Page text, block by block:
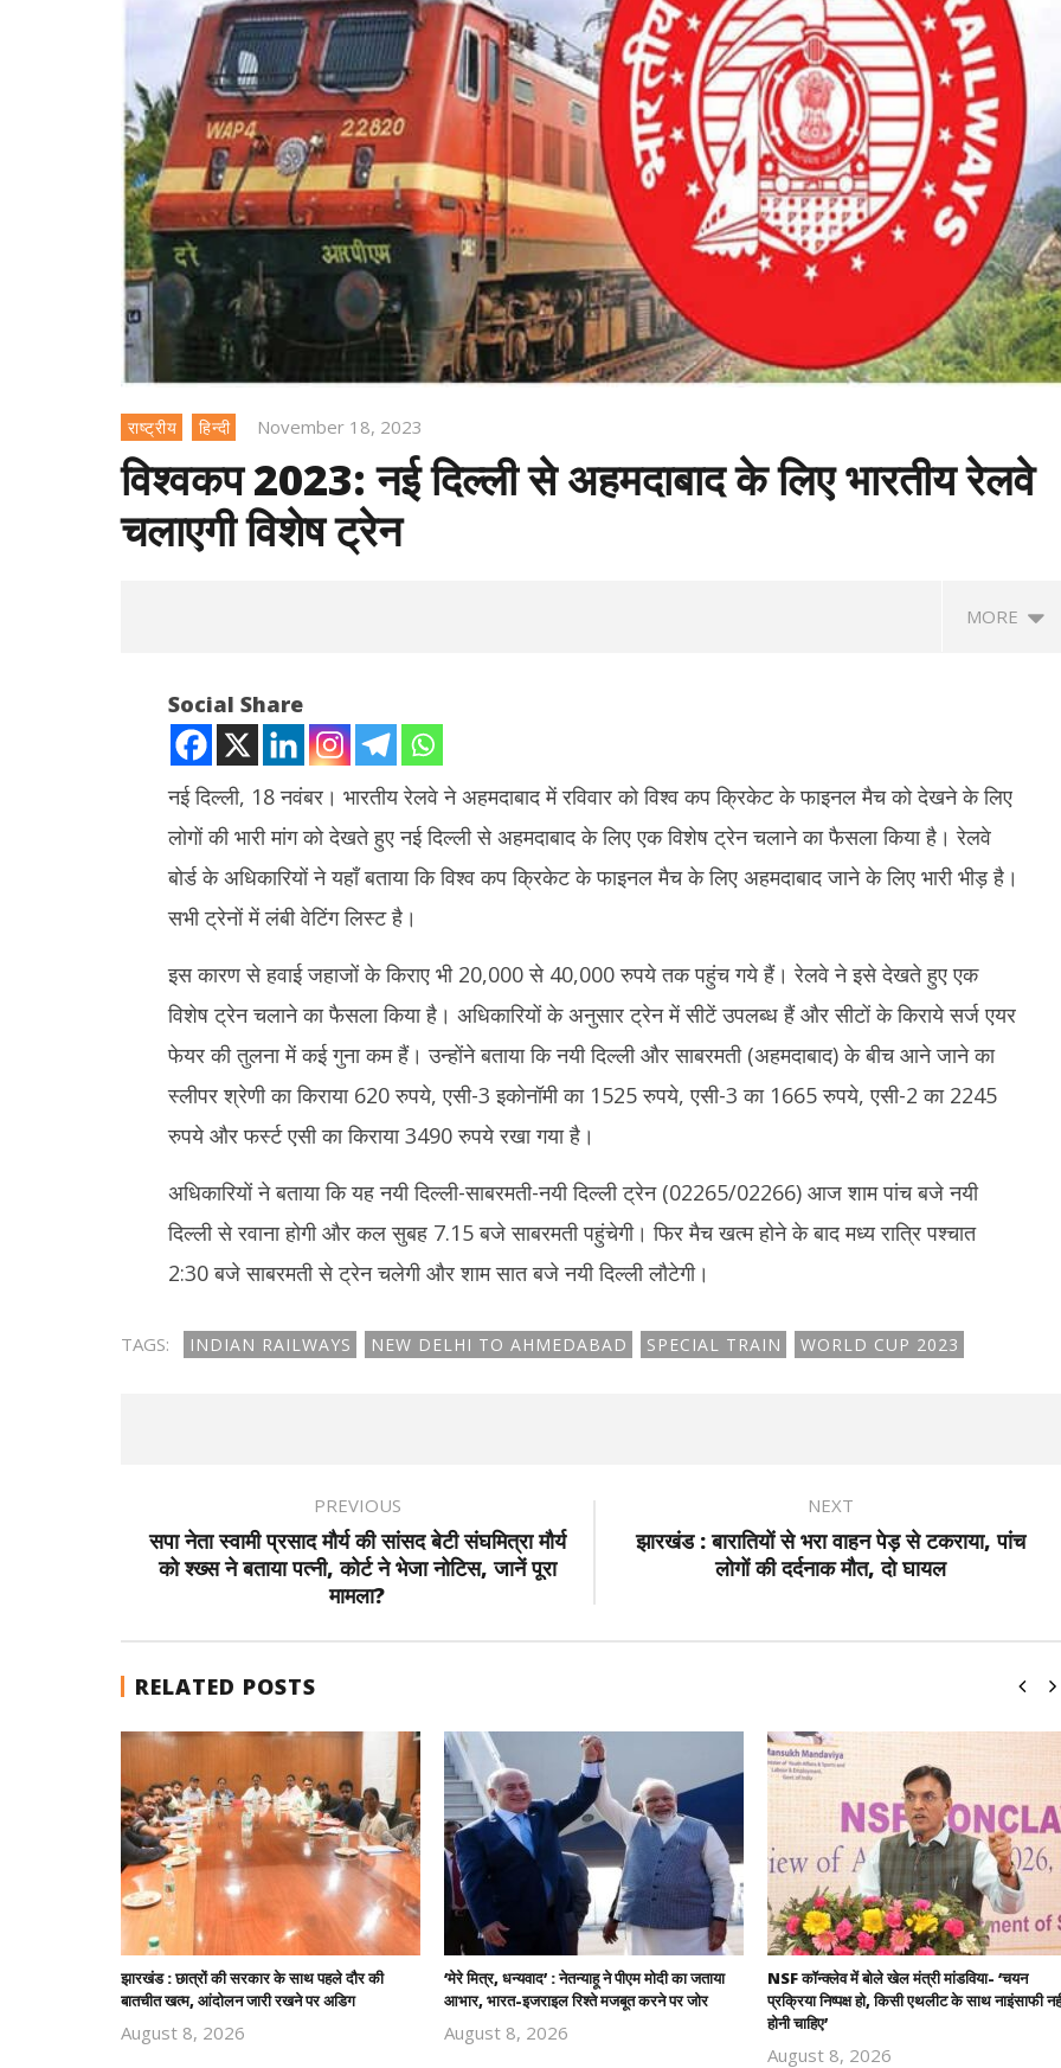
राष्ट्रीय हिन्दी November 18, 2023
विश्वकप 2023: नई दिल्ली से अहमदाबाद के लिए भारतीय रेलवे
चलाएगी विशेष ट्रेन
MORE
NOW VIEWING
विश्वकप 2023: नई दिल्ली से अहमदाबाद के लिए
भारतीय रेलवे चलाएगी विशेष ट्रेन
November
18, 2023
November
18, 2023
November
18, 2023
Social Share
नई दिल्ली, 18 नवंबर। भारतीय रेलवे ने अहमदाबाद में रविवार को विश्व कप क्रिकेट के फाइनल मैच को देखने के लिए
लोगों की भारी मांग को देखते हुए नई दिल्ली से अहमदाबाद के लिए एक विशेष ट्रेन चलाने का फैसला किया है। रेलवे
बोर्ड के अधिकारियों ने यहाँ बताया कि विश्व कप क्रिकेट के फाइनल मैच के लिए अहमदाबाद जाने के लिए भारी भीड़ है।
सभी ट्रेनों में लंबी वेटिंग लिस्ट है।
इस कारण से हवाई जहाजों के किराए भी 20,000 से 40,000 रुपये तक पहुंच गये हैं। रेलवे ने इसे देखते हुए एक
विशेष ट्रेन चलाने का फैसला किया है। अधिकारियों के अनुसार ट्रेन में सीटें उपलब्ध हैं और सीटों के किराये सर्ज एयर
फेयर की तुलना में कई गुना कम हैं। उन्होंने बताया कि नयी दिल्ली और साबरमती (अहमदाबाद) के बीच आने जाने का
स्लीपर श्रेणी का किराया 620 रुपये, एसी-3 इकोनॉमी का 1525 रुपये, एसी-3 का 1665 रुपये, एसी-2 का 2245
रुपये और फर्स्ट एसी का किराया 3490 रुपये रखा गया है।
अधिकारियों ने बताया कि यह नयी दिल्ली-साबरमती-नयी दिल्ली ट्रेन (02265/02266) आज शाम पांच बजे नयी
दिल्ली से रवाना होगी और कल सुबह 7.15 बजे साबरमती पहुंचेगी। फिर मैच खत्म होने के बाद मध्य रात्रि पश्चात
2:30 बजे साबरमती से ट्रेन चलेगी और शाम सात बजे नयी दिल्ली लौटेगी।
TAGS: INDIAN RAILWAYS NEW DELHI TO AHMEDABAD SPECIAL TRAIN WORLD CUP 2023
PREVIOUS
सपा नेता स्वामी प्रसाद मौर्य की सांसद बेटी संघमित्रा मौर्य
को श्ख्स ने बताया पत्नी, कोर्ट ने भेजा नोटिस, जानें पूरा
मामला?
NEXT
झारखंड : बारातियों से भरा वाहन पेड़ से टकराया, पांच
लोगों की दर्दनाक मौत, दो घायल
RELATED POSTS
झारखंड : छात्रों की सरकार के साथ पहले दौर की
बातचीत खत्म, आंदोलन जारी रखने पर अडिग
August 8, 2026
‘मेरे मित्र, धन्यवाद’ : नेतन्याहू ने पीएम मोदी का जताया
आभार, भारत-इजराइल रिश्ते मजबूत करने पर जोर
August 8, 2026
NSF कॉन्क्लेव में बोले खेल मंत्री मांडविया- ‘चयन
प्रक्रिया निष्पक्ष हो, किसी एथलीट के साथ नाइंसाफी
होनी चाहिए’
August 8, 2026